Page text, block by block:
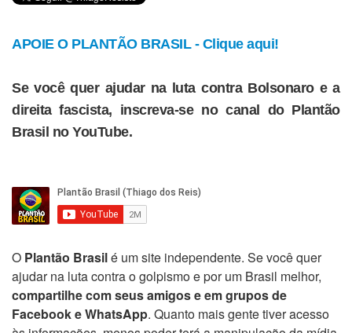
APOIE O PLANTÃO BRASIL - Clique aqui!
Se você quer ajudar na luta contra Bolsonaro e a
direita fascista, inscreva-se no canal do Plantão
Brasil no YouTube.
O Plantão Brasilé um site independente. Se você quer
ajudar na luta contra o golpismo e por um Brasil melhor,
compartilhe com seus amigos e em grupos de
Facebook e WhatsApp. Quanto mais gente tiver acesso